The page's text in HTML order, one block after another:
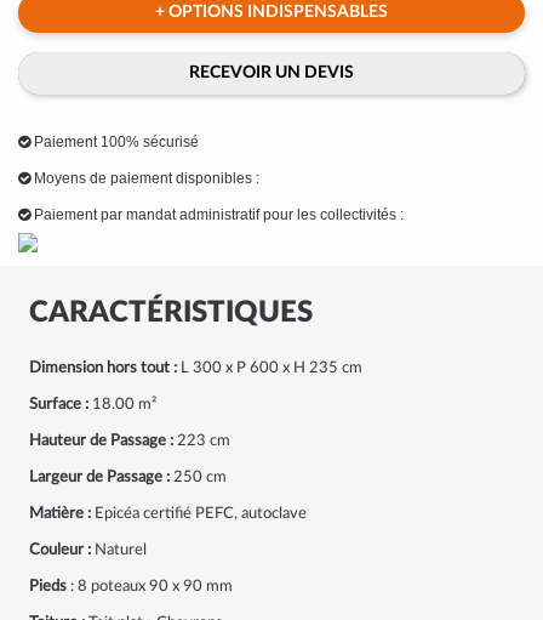
CARACTÉRISTIQUES
Dimension hors tout : L 300 x P 600 x H 235 cm
Surface : 18.00 m²
Hauteur de Passage : 223 cm
Largeur de Passage : 250 cm
Matière : Epicéa certifié PEFC, autoclave
Couleur : Naturel
Pieds : 8 poteaux 90 x 90 mm
+ OPTIONS INDISPENSABLES
RECEVOIR UN DEVIS
Paiement 100% sécurisé
Moyens de paiement disponibles :
Paiement par mandat administratif pour les collectivités :